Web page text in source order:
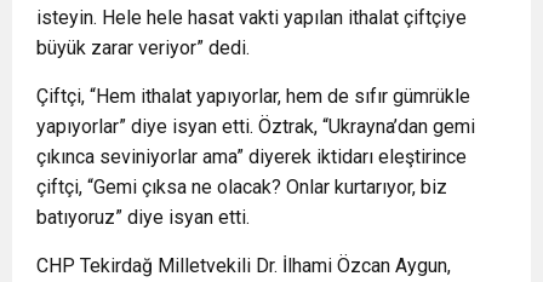
isteyin. Hele hele hasat vakti yapılan ithalat çiftçiye
büyük zarar veriyor” dedi.
Çiftçi, “Hem ithalat yapıyorlar, hem de sıfır gümrükle
yapıyorlar” diye isyan etti. Öztrak, “Ukrayna’dan gemi
çıkınca seviniyorlar ama” diyerek iktidarı eleştirince
çiftçi, “Gemi çıksa ne olacak? Onlar kurtarıyor, biz
batıyoruz” diye isyan etti.
CHP Tekirdağ Milletvekili Dr. İlhami Özcan Aygun,